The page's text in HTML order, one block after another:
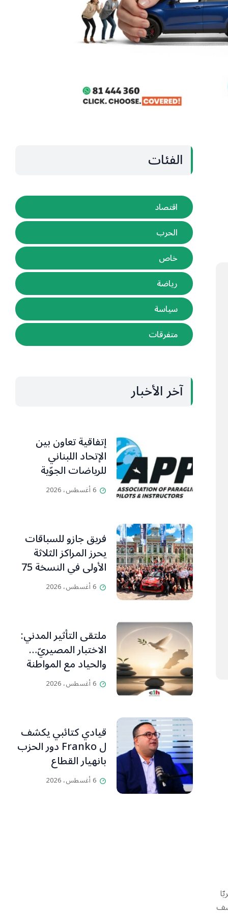
الفئات
اقتصاد
الحرب
خاص
رياضة
سياسة
متفرقات
آخر الأخبار
إتفاقية تعاون بين
الإتحاد اللبناني
للرياضات الجوّية
وجمعية طيّاري
ومدرّبي الطيران
6 أغسطس، 2026
فريق جازو للسباقات
يحرز المراكز الثلاثة
الأولى في النسخة 75
من رالي فنلندا
6 أغسطس، 2026
ملتقى التأثير المدني:
الاختبار المصيريّ…
والحياد مع المواطنة
بوصلة
6 أغسطس، 2026
قيادي كتائبي يكشف
ل Franko دور الحزب
بانهيار القطاع
المصرفي
6 أغسطس، 2026